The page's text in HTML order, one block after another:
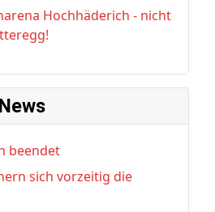
Hochhäderich - nicht
beendet
sich vorzeitig die